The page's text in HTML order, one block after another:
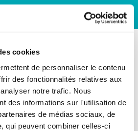
cookies
de personnaliser le contenu
des fonctionnalités relatives aux
notre trafic. Nous
des informations sur l'utilisation de
de médias sociaux, de
qui peuvent combiner celles-ci